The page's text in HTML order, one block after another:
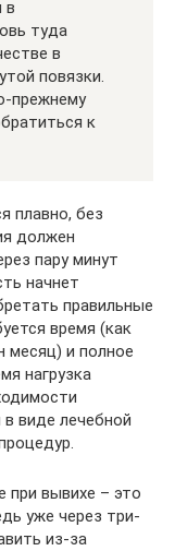
в
туда
в
повязки.
прежнему
к
плавно, без
должен
пару минут
начнет
правильные
время (как
месяц) и полное
нагрузка
в виде лечебной
при вывихе – это
уже через три-
из-за